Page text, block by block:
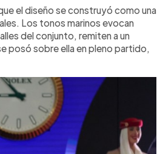
el diseño se construyó como una
Los tonos marinos evocan
del conjunto, remiten a un
posó sobre ella en pleno partido,